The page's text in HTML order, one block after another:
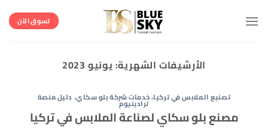
للمحتوى
تسوق الآن
الأرشيفات الشهرية:يونيو 2023
تصنيع الملابس في تركيا،خدمات شركة بلو سكاي، دليل منصة
ترادينيوم
مصنع بلو سكاي لصناعة الملابس في تركيا